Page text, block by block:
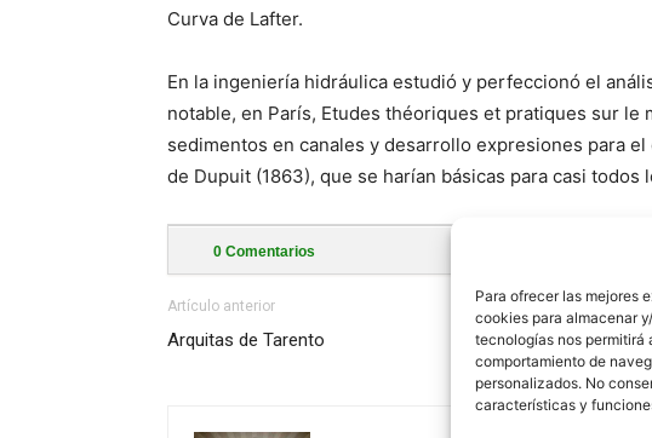
Para ofrecer las mejores
cookies para almacenar
tecnologías nos permitirá
comportamiento de
personalizados. No
características y
Curva de Lafter.
En la ingeniería hidráulica estudió y perfeccionó el
notable, en París, Etudes théoriques et pratiques sur
sedimentos en canales y desarrollo expresiones para
de Dupuit (1863), que se harían básicas para casi
0 Comentarios
Artículo anterior
Arquitas de Tarento